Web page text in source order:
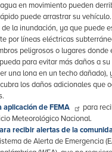
en movimiento pueden
puede arrastrar su vehículo.
de la inundación, ya que puede
por líneas eléctricas
peligrosos o lugares donde
para evitar más daños a
una lona en un techo dañado),
los daños adicionales que
aplicación de FEMA
para
Meteorológico Nacional.
recibir alertas de la
de Alerta de Emergencia